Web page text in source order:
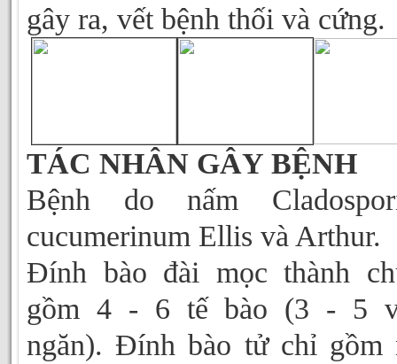
gây ra, vết bệnh thối và cứng.
TÁC NHÂN GÂY BỆNH
Bệnh do nấm
cucumerinum Ellis và Arthur.
Đính bào đài mọc thành
gồm 4 - 6 tế bào (3 - 5
ngăn). Đính bào tử chỉ gồm